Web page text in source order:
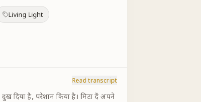
Living Light
Read transcript
है, परेशान किया है। मिटा दें अपने